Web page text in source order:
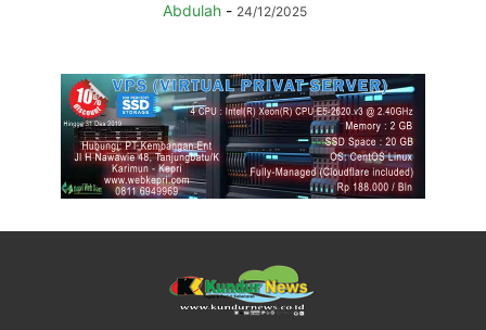
Abdulah - 24/12/2025